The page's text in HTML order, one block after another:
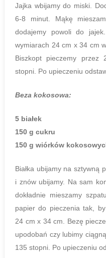
Jajka wbijamy do miski.
6-8 minut. Mąkę
dodajemy powoli do
wymiarach 24 cm x 34 cm
Biszkopt pieczemy przez
stopni. Po upieczeniu
Beza kokosowa:
5 białek
150 g cukru
150 g wiórków
Białka ubijamy na sztywną
i znów ubijamy. Na sam
dokładnie mieszamy
papier do pieczenia tak,
24 cm x 34 cm. Bezę
upodobań czy lubimy
135 stopni. Po upieczeniu